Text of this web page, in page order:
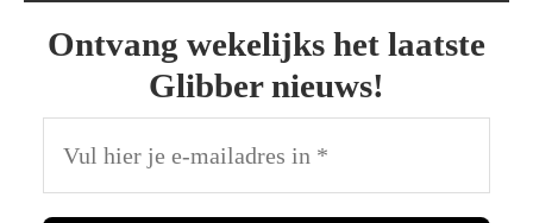
Ontvang wekelijks het laatste
Glibber nieuws!